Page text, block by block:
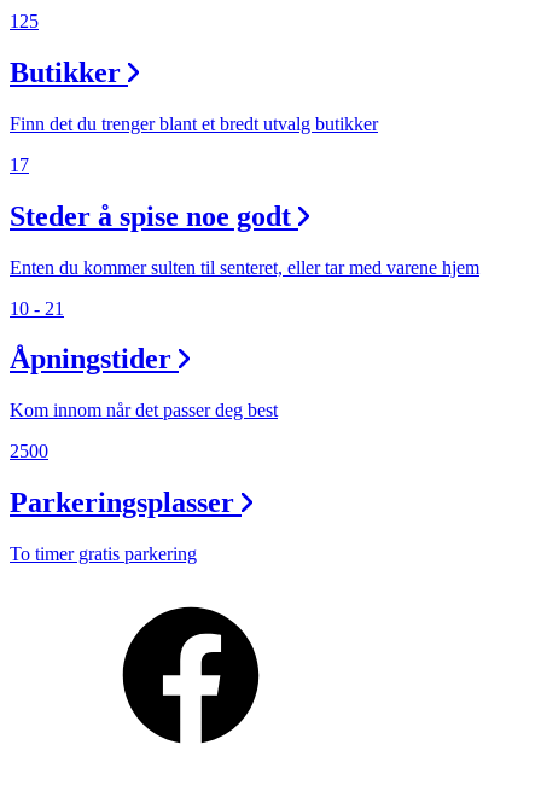
Ledige stillinger
Magasin
Gavekort
125
Butikker
Finn det du trenger blant et bredt utvalg butikker
17
Steder å spise noe godt
Enten du kommer sulten til senteret, eller tar med varene hjem
10 - 21
Åpningstider
Kom innom når det passer deg best
2500
Parkeringsplasser
To timer gratis parkering